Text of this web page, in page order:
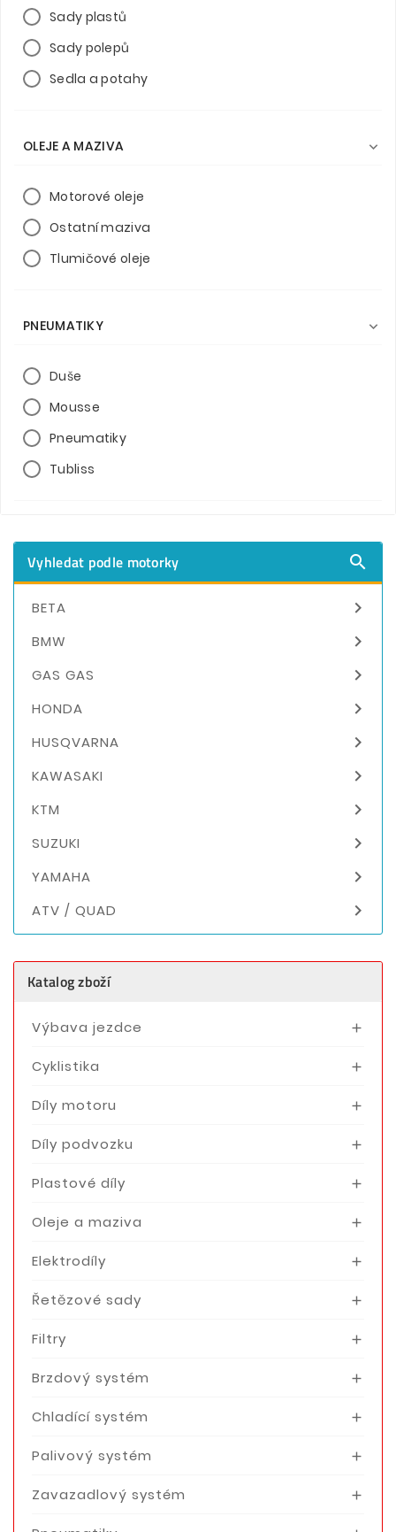
Sady plastů
Sady polepů
Sedla a potahy
OLEJE A MAZIVA 
Motorové oleje
Ostatní maziva
Tlumičové oleje
PNEUMATIKY 
Duše
Mousse
Pneumatiky
Tubliss
Vyhledat podle motorky 
BETA 
BMW 
GAS GAS 
HONDA 
HUSQVARNA 
KAWASAKI 
KTM 
SUZUKI 
YAMAHA 
ATV / QUAD 
Katalog zboží
Výbava jezdce 
Cyklistika 
Díly motoru 
Díly podvozku 
Plastové díly 
Oleje a maziva 
Elektrodíly 
Řetězové sady 
Filtry 
Brzdový systém 
Chladící systém 
Palivový systém 
Zavazadlový systém 